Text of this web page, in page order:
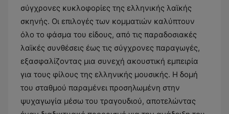
σύγχρονες κυκλοφορίες της ελληνικής λαϊκής
σκηνής. Οι επιλογές των κομματιών καλύπτουν
όλο το φάσμα του είδους, από τις παραδοσιακές
λαϊκές συνθέσεις έως τις σύγχρονες παραγωγές,
εξασφαλίζοντας μια συνεχή ακουστική εμπειρία
για τους φίλους της ελληνικής μουσικής. Η δομή
του σταθμού παραμένει προσηλωμένη στην
ψυχαγωγία μέσω του τραγουδιού, αποτελώντας